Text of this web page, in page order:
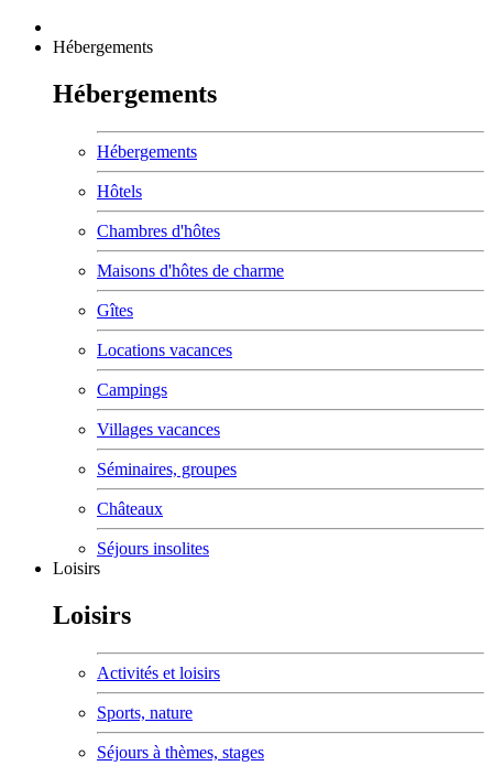
Hébergements
Hébergements
Hébergements
Hôtels
Chambres d'hôtes
Maisons d'hôtes de charme
Gîtes
Locations vacances
Campings
Villages vacances
Séminaires, groupes
Châteaux
Séjours insolites
Loisirs
Loisirs
Activités et loisirs
Sports, nature
Séjours à thèmes, stages